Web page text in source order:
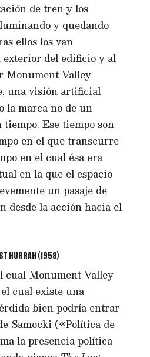
de tren y los
y quedando
ellos los van
del edificio y al
Monument Valley
una visión artificial
la marca no de un
Ese tiempo son
en el que transcurre
en el cual ésa era
en la que el espacio
un pasaje de
desde la acción hacia el
HURRAH (1958)
cual Monument Valley
cual existe una
bien podría entrar
Samocki («Política de
la presencia política